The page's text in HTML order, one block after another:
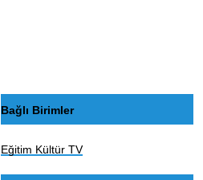
Bağlı Birimler
Eğitim Kültür TV